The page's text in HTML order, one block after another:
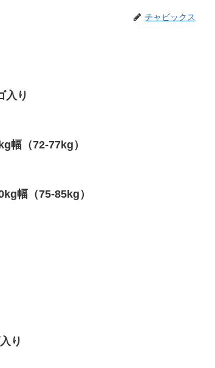
チャビックス
入り
幅（72-77kg）
幅（75-85kg）
り